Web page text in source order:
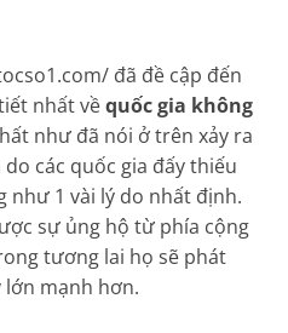
đã đề cập đến
nhất vềquốc gia không
như đã nói ở trên xảy ra
các quốc gia đấy thiếu
như 1 vài lý do nhất định.
sự ủng hộ từ phía cộng
tương lai họ sẽ phát
mạnh hơn.